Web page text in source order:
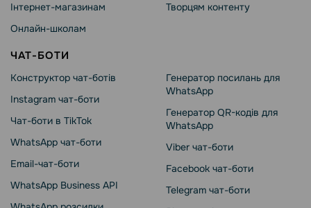
Інтернет-магазинам
Онлайн-школам
Творцям контенту
ЧАТ-БОТИ
Конструктор чат-ботів
Instagram чат-боти
Чат-боти в TikTok
WhatsApp чат-боти
Email-чат-боти
WhatsApp Business API
Генератор посилань для
WhatsApp
Генератор QR-кодів для
WhatsApp
Viber чат-боти
Facebook чат-боти
Telegram чат-боти